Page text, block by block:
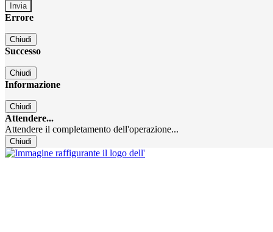
Errore
Chiudi
Successo
Chiudi
Informazione
Chiudi
Attendere...
Attendere il completamento dell'operazione...
Chiudi